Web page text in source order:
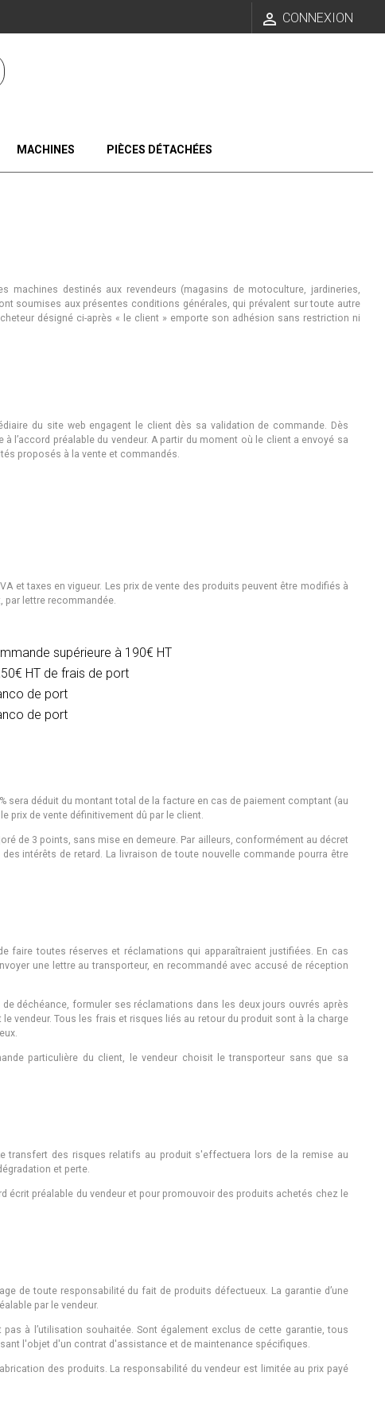
 CONNEXION
MACHINES PIÈCES DÉTACHÉES
machines destinés aux revendeurs (magasins de motoculture, jardineries,
soumises aux présentes conditions générales, qui prévalent sur toute autre
désigné ci-après « le client » emporte son adhésion sans restriction ni
du site web engagent le client dès sa validation de commande. Dès
préalable du vendeur. A partir du moment où le client a envoyé sa
proposés à la vente et commandés.
et taxes en vigueur. Les prix de vente des produits peuvent être modifiés à
par lettre recommandée.
supérieure à 190€ HT
HT de frais de port
de port
de port
sera déduit du montant total de la facture en cas de paiement comptant (au
prix de vente définitivement dû par le client.
de 3 points, sans mise en demeure. Par ailleurs, conformément au décret
intérêts de retard. La livraison de toute nouvelle commande pourra être
faire toutes réserves et réclamations qui apparaîtraient justifiées. En cas
une lettre au transporteur, en recommandé avec accusé de réception
déchéance, formuler ses réclamations dans les deux jours ouvrés après
vendeur. Tous les frais et risques liés au retour du produit sont à la charge
particulière du client, le vendeur choisit le transporteur sans que sa
transfert des risques relatifs au produit s'effectuera lors de la remise au
et perte.
écrit préalable du vendeur et pour promouvoir des produits achetés chez le
de toute responsabilité du fait de produits défectueux. La garantie d’une
par le vendeur.
à l’utilisation souhaitée. Sont également exclus de cette garantie, tous
l'objet d'un contrat d'assistance et de maintenance spécifiques.
des produits. La responsabilité du vendeur est limitée au prix payé